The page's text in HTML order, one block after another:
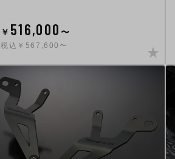
￥ 516,000 〜
税込￥567,600〜